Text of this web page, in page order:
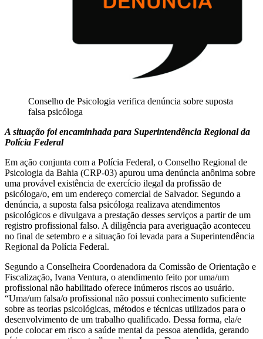
Conselho de Psicologia verifica denúncia sobre suposta
falsa psicóloga
A situação foi encaminhada para Superintendência Regional da
Polícia Federal
Em ação conjunta com a Polícia Federal, o Conselho Regional de
Psicologia da Bahia (CRP-03) apurou uma denúncia anônima sobre
uma provável existência de exercício ilegal da profissão de
psicóloga/o, em um endereço comercial de Salvador. Segundo a
denúncia, a suposta falsa psicóloga realizava atendimentos
psicológicos e divulgava a prestação desses serviços a partir de um
registro profissional falso. A diligência para averiguação aconteceu
no final de setembro e a situação foi levada para a Superintendência
Regional da Polícia Federal.
Segundo a Conselheira Coordenadora da Comissão de Orientação e
Fiscalização, Ivana Ventura, o atendimento feito por uma/um
profissional não habilitado oferece inúmeros riscos ao usuário.
“Uma/um falsa/o profissional não possui conhecimento suficiente
sobre as teorias psicológicas, métodos e técnicas utilizados para o
desenvolvimento de um trabalho qualificado. Dessa forma, ela/e
pode colocar em risco a saúde mental da pessoa atendida, gerando